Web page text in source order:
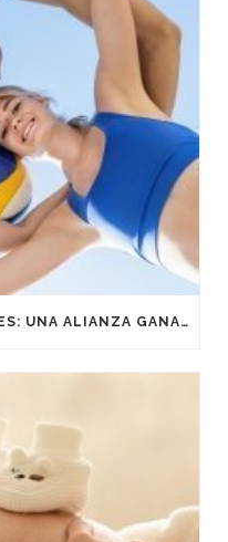
SONRISAS SANAS Y DEPORTES: UNA ALIANZA GANADORA